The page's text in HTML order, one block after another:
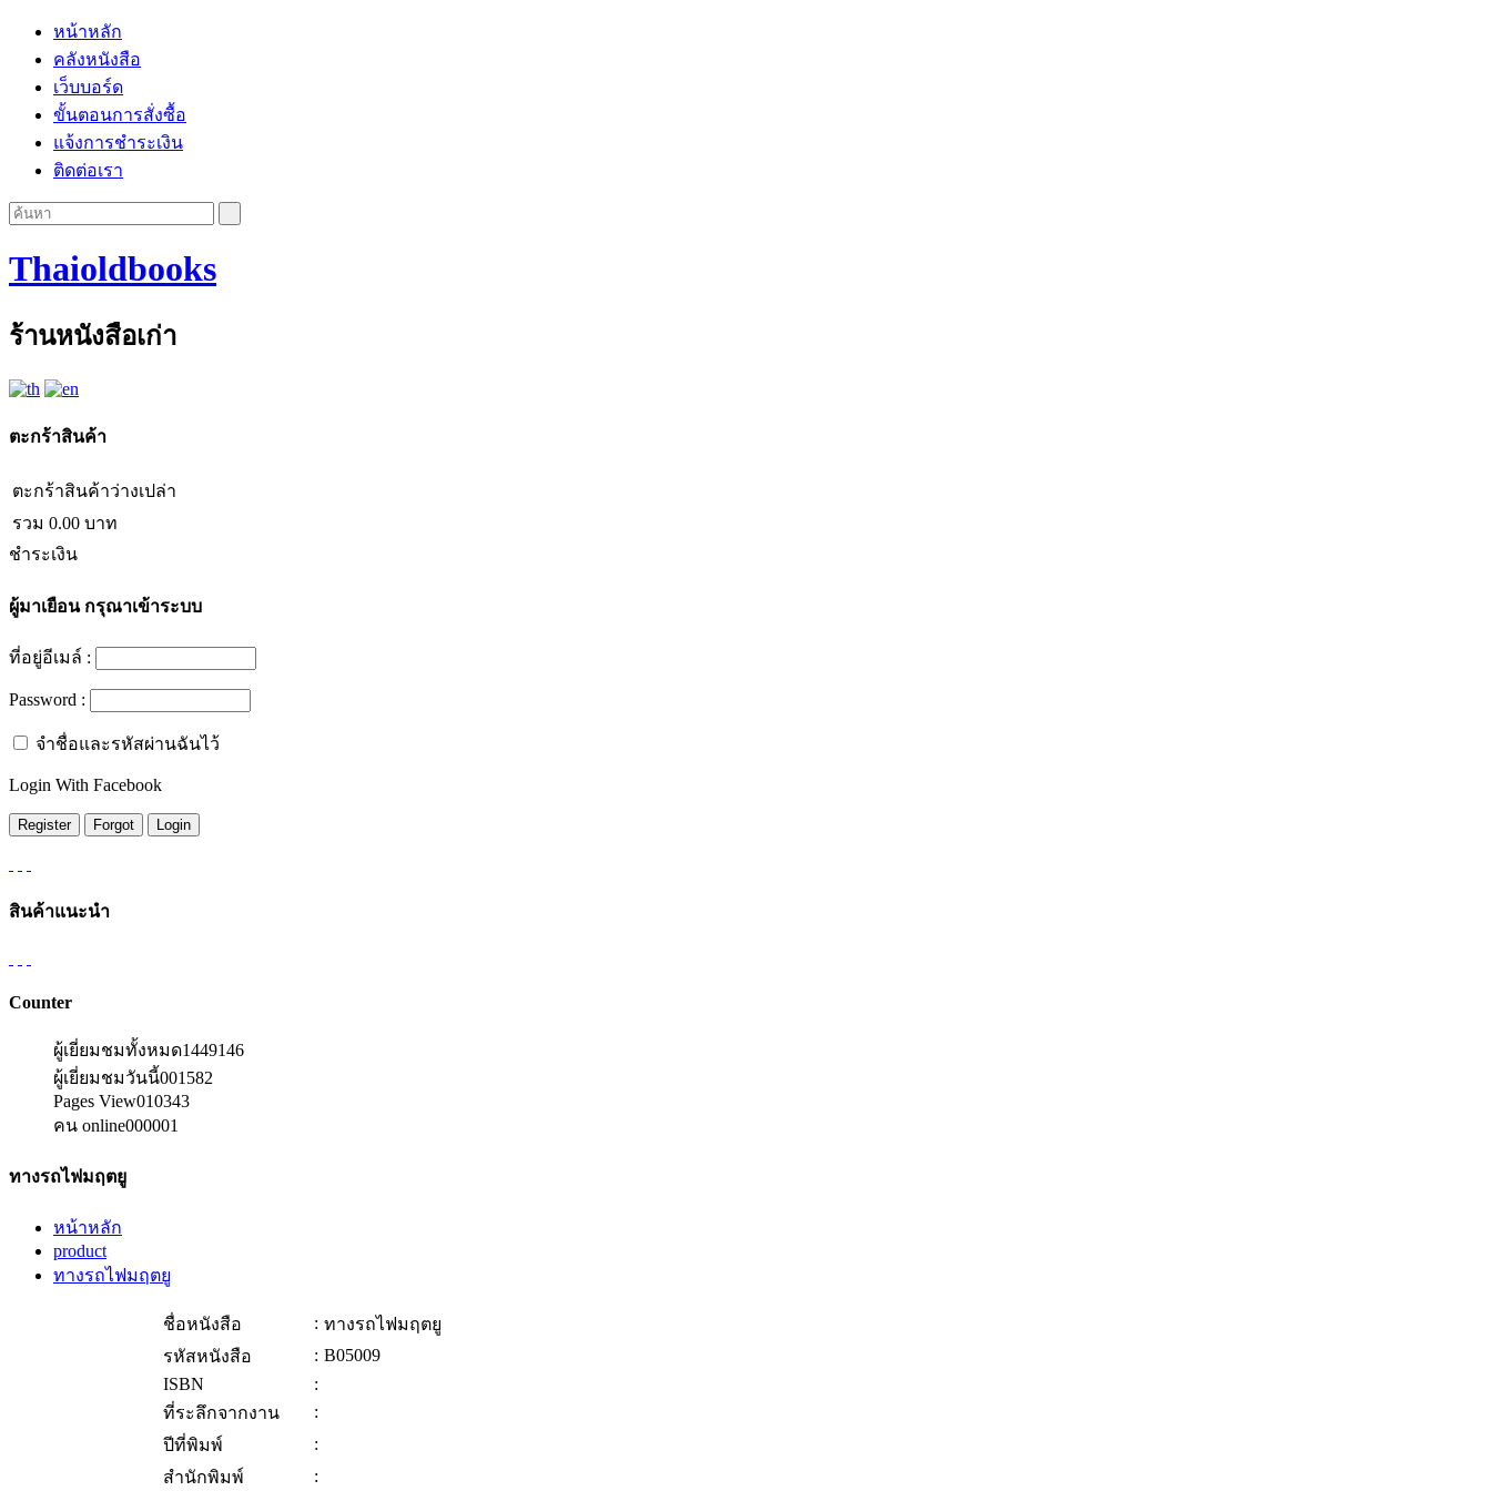
หน้าหลัก
คลังหนังสือ
เว็บบอร์ด
ขั้นตอนการสั่งซื้อ
แจ้งการชำระเงิน
ติดต่อเรา
Thaioldbooks
ร้านหนังสือเก่า
ตะกร้าสินค้า
ตะกร้าสินค้าว่างเปล่า
รวม 0.00 บาท
ชำระเงิน
ผู้มาเยือนกรุณาเข้าระบบ
ที่อยู่อีเมล์ :
Password :
จำชื่อและรหัสผ่านฉันไว้
Login With Facebook
สินค้าแนะนำ
Counter
ผู้เยี่ยมชมทั้งหมด1449146
ผู้เยี่ยมชมวันนี้001582
Pages View010343
คน online000001
ทางรถไฟมฤตยู
หน้าหลัก
product
ทางรถไฟมฤตยู
ชื่อหนังสือ : ทางรถไฟมฤตยู
รหัสหนังสือ
: B05009
ISBN
:
ที่ระลึกจากงาน
:
ปีที่พิมพ์
:
สำนักพิมพ์
: